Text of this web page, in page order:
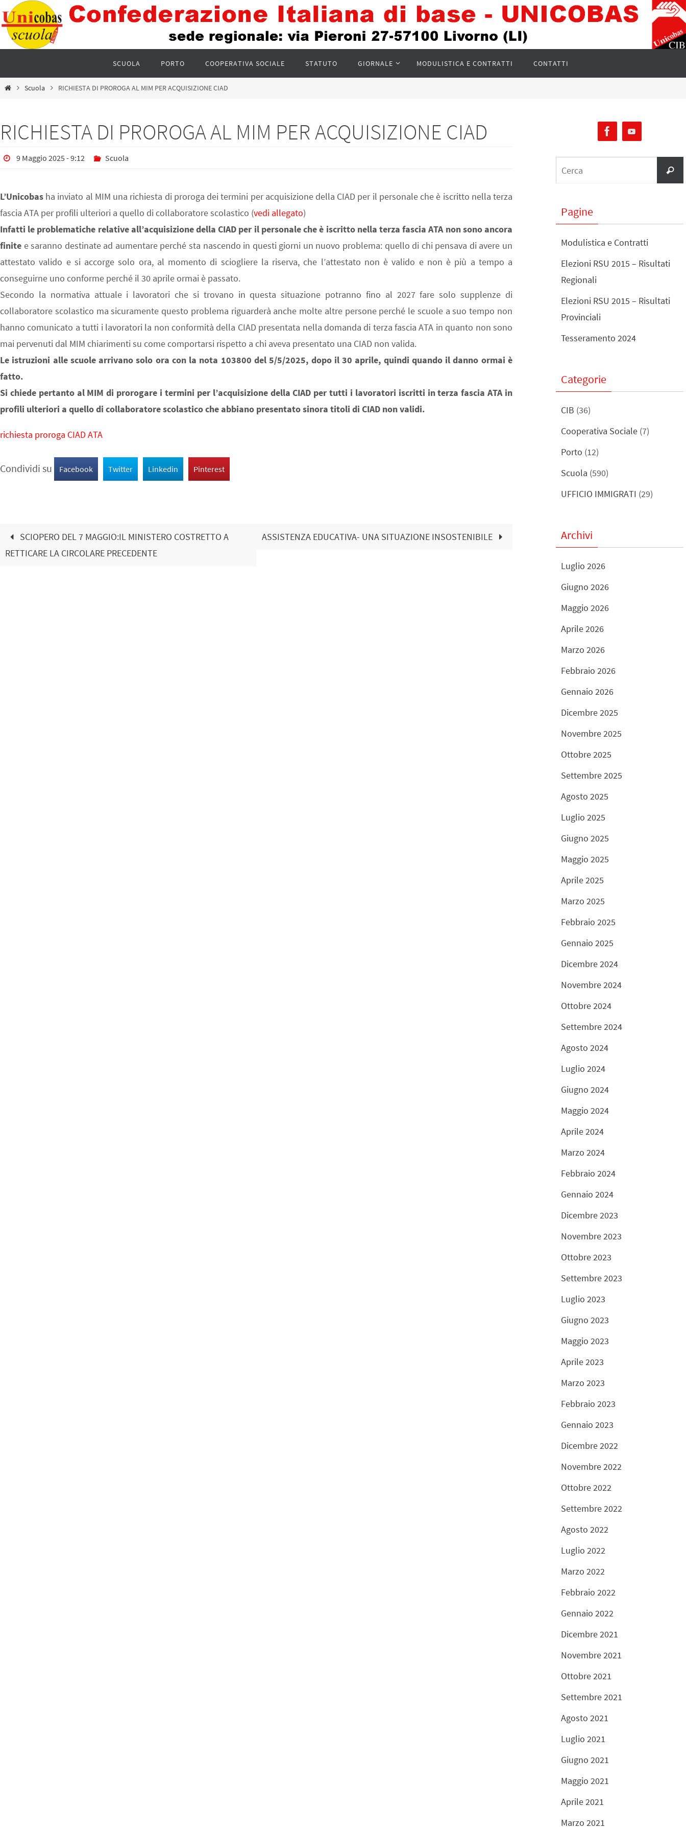
SCUOLA PORTO COOPERATIVA SOCIALE STATUTO GIORNALE MODULISTICA E CONTRATTI CONTATTI
Scuola RICHIESTA DI PROROGA AL MIM PER ACQUISIZIONE CIAD
RICHIESTA DI PROROGA AL MIM PER ACQUISIZIONE CIAD
9 Maggio 2025 - 9:12 Scuola
L’Unicobas ha inviato al MIM una richiesta di proroga dei termini per acquisizione della CIAD per il personale che è iscritto nella terza
fascia ATA per profili ulteriori a quello di collaboratore scolastico (vedi allegato)
Infatti le problematiche relative all’acquisizione della CIAD per il personale che è iscritto nella terza fascia ATA non sono ancora
finite e saranno destinate ad aumentare perché sta nascendo in questi giorni un nuovo problema: quello di chi pensava di avere un
attestato valido e si accorge solo ora, al momento di sciogliere la riserva, che l’attestato non è valido e non è più a tempo a
conseguirne uno conforme perché il 30 aprile ormai è passato.
Secondo la normativa attuale i lavoratori che si trovano in questa situazione potranno fino al 2027 fare solo supplenze di
collaboratore scolastico ma sicuramente questo problema riguarderà anche molte altre persone perché le scuole a suo tempo non
hanno comunicato a tutti i lavoratori la non conformità della CIAD presentata nella domanda di terza fascia ATA in quanto non sono
mai pervenuti dal MIM chiarimenti su come comportarsi rispetto a chi aveva presentato una CIAD non valida.
Le istruzioni alle scuole arrivano solo ora con la nota 103800 del 5/5/2025, dopo il 30 aprile, quindi quando il danno ormai è
fatto.
Si chiede pertanto al MIM di prorogare i termini per l’acquisizione della CIAD per tutti i lavoratori iscritti in terza fascia ATA in
profili ulteriori a quello di collaboratore scolastico che abbiano presentato sinora titoli di CIAD non validi.
richiesta proroga CIAD ATA
Condividi su Facebook Twitter Linkedin Pinterest
SCIOPERO DEL 7 MAGGIO:IL MINISTERO COSTRETTO A
RETTICARE LA CIRCOLARE PRECEDENTE
ASSISTENZA EDUCATIVA- UNA SITUAZIONE INSOSTENIBILE
Pagine
Modulistica e Contratti
Elezioni RSU 2015 – Risultati
Regionali
Elezioni RSU 2015 – Risultati
Provinciali
Tesseramento 2024
Categorie
CIB (36)
Cooperativa Sociale (7)
Porto (12)
Scuola (590)
UFFICIO IMMIGRATI (29)
Archivi
Luglio 2026
Giugno 2026
Maggio 2026
Aprile 2026
Marzo 2026
Febbraio 2026
Gennaio 2026
Dicembre 2025
Novembre 2025
Ottobre 2025
Settembre 2025
Agosto 2025
Luglio 2025
Giugno 2025
Maggio 2025
Aprile 2025
Marzo 2025
Febbraio 2025
Gennaio 2025
Dicembre 2024
Novembre 2024
Ottobre 2024
Settembre 2024
Agosto 2024
Luglio 2024
Giugno 2024
Maggio 2024
Aprile 2024
Marzo 2024
Febbraio 2024
Gennaio 2024
Dicembre 2023
Novembre 2023
Ottobre 2023
Settembre 2023
Luglio 2023
Giugno 2023
Maggio 2023
Aprile 2023
Marzo 2023
Febbraio 2023
Gennaio 2023
Dicembre 2022
Novembre 2022
Ottobre 2022
Settembre 2022
Agosto 2022
Luglio 2022
Marzo 2022
Febbraio 2022
Gennaio 2022
Dicembre 2021
Novembre 2021
Ottobre 2021
Settembre 2021
Agosto 2021
Luglio 2021
Giugno 2021
Maggio 2021
Aprile 2021
Marzo 2021